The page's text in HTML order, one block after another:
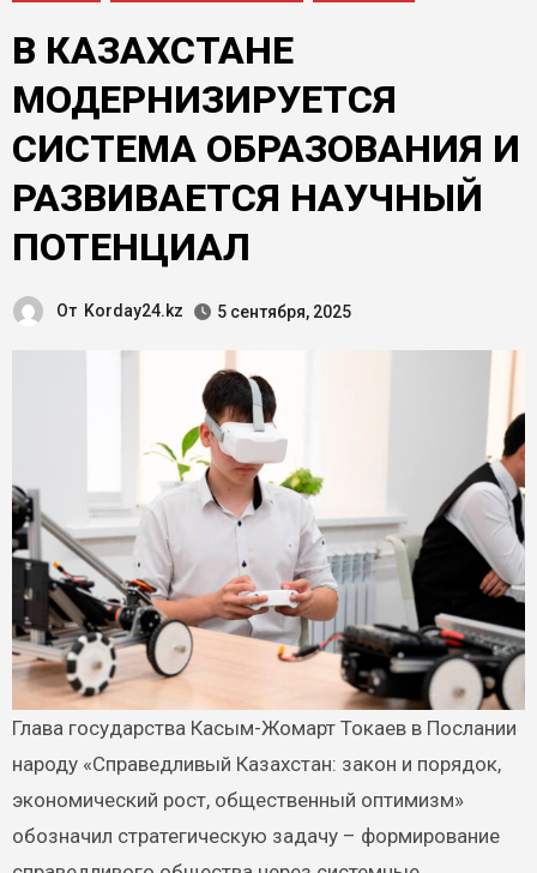
В КАЗАХСТАНЕ
МОДЕРНИЗИРУЕТСЯ
СИСТЕМА ОБРАЗОВАНИЯ И
РАЗВИВАЕТСЯ НАУЧНЫЙ
ПОТЕНЦИАЛ
От Korday24.kz 5 сентября, 2025
Глава государства Касым-Жомарт Токаев в Послании
народу «Справедливый Казахстан: закон и порядок,
экономический рост, общественный оптимизм»
обозначил стратегическую задачу – формирование